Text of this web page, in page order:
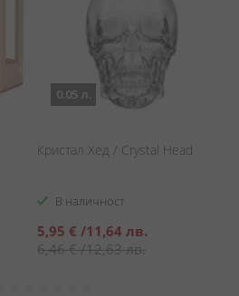
0.05 л.
Кристал Хед / Crystal Head
В наличност
Специална
цена
5,95 € /11,64 лв.
6,46 €/12,63 лв.